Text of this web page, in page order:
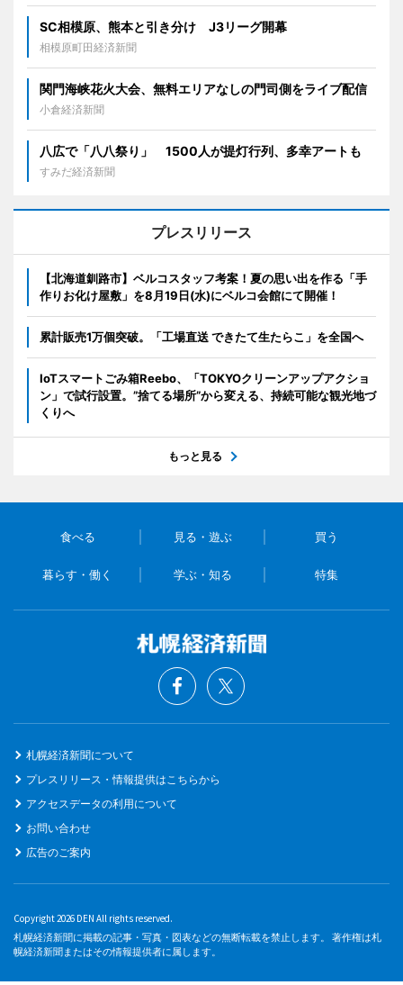
SC相模原、熊本と引き分け J3リーグ開幕
相模原町田経済新聞
関門海峡花火大会、無料エリアなしの門司側をライブ配信
小倉経済新聞
八広で「八八祭り」 1500人が提灯行列、多幸アートも
すみだ経済新聞
プレスリリース
【北海道釧路市】ベルコスタッフ考案！夏の思い出を作る「手
作りお化け屋敷」を8月19日(水)にベルコ会館にて開催！
累計販売1万個突破。「工場直送 できたて生たらこ」を全国へ
IoTスマートごみ箱Reebo、「TOKYOクリーンアップアクショ
ン」で試行設置。”捨てる場所”から変える、持続可能な観光地づ
くりへ
もっと見る
食べる 見る・遊ぶ 買う
暮らす・働く 学ぶ・知る 特集
札幌経済新聞について
プレスリリース・情報提供はこちらから
アクセスデータの利用について
お問い合わせ
広告のご案内
Copyright 2026 DEN All rights reserved.
札幌経済新聞に掲載の記事・写真・図表などの無断転載を禁止します。 著作権は札
幌経済新聞またはその情報提供者に属します。